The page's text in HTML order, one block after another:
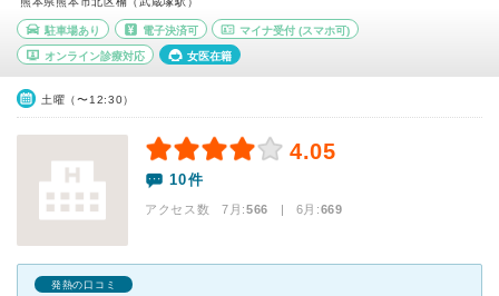
駐車場あり 電子決済可 マイナ受付 (スマホ可)
オンライン診療対応 女医在籍
土曜（〜12:30）
4.05
10件
アクセス数 7月:566 | 6月:669
発熱の口コミ